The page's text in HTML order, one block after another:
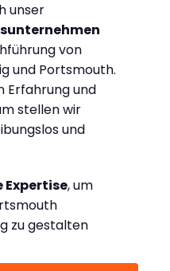
unser
von
und Portsmouth.
Erfahrung und
stellen wir
und
Expertise, um
zu gestalten